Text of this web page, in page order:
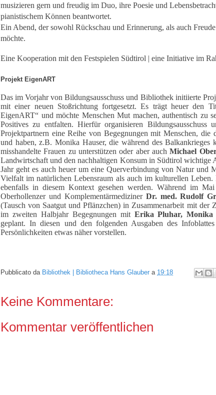
musizieren gern und freudig im Duo, ihre Poesie und
pianistischem Können beantwortet.
Ein Abend, der sowohl Rückschau und Erinnerung, als auch
möchte.
Eine Kooperation mit den Festspielen Südtirol | eine Initiative im
Projekt EigenART
Das im Vorjahr von Bildungsausschuss und Bibliothek initiierte
mit einer neuen Stoßrichtung fortgesetzt. Es trägt heuer den
EigenART“ und möchte Menschen Mut machen, authentisch zu
Positives zu entfalten. Hierfür organisieren Bildungsausschuss
Projektpartnern eine Reihe von Begegnungen mit Menschen, die
und haben, z.B. Monika Hauser, die während des Balkankrieges
misshandelte Frauen zu unterstützen oder aber auchMichael
Landwirtschaft und den nachhaltigen Konsum in Südtirol wichtige
Jahr geht es auch heuer um eine Querverbindung von Natur und
Vielfalt im natürlichen Lebensraum als auch im kulturellen Leben.
ebenfalls in diesem Kontext gesehen werden. Während im
Oberhollenzer und Komplementärmediziner Dr. med. Rudolf
(Tausch von Saatgut und Pflänzchen) in Zusammenarbeit mit der
im zweiten Halbjahr Begegnungen mit Erika Pluhar, Monika
geplant. In diesen und den folgenden Ausgaben des
Persönlichkeiten etwas näher vorstellen.
Pubblicato da Bibliothek | Bibliotheca Hans Glauber a 19:18
Keine Kommentare:
Kommentar veröffentlichen